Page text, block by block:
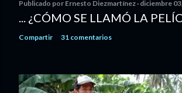
Publicado por Ernesto Diezmartínez diciembre
... ¿CÓMO SE LLAMÓ LA
Compartir 31 comentarios